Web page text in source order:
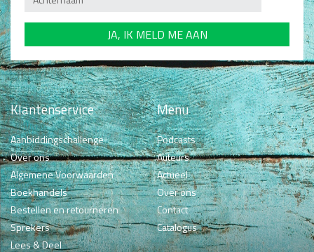
Klantenservice
Aanbiddingschallenge
Over ons
Algemene Voorwaarden
Boekhandels
Bestellen en retourneren
Sprekers
Lees & Deel
Menu
Podcasts
Auteurs
Actueel
Over ons
Contact
Catalogus